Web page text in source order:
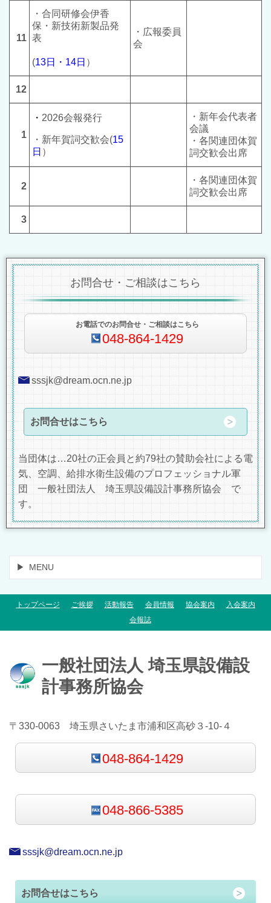
11
・合同研修会伊香
保・新技術新製品発
表
(13日・14日 ）
・広報委員
会
12
1
・ 2026会報発行
・ 新年賀詞交歓会(15
日 ）
・ 新年会代表者
会議
・各関連団体賀
詞交歓会出席
2
・各関連団体賀
詞交歓会出席
3
お問合せ・ご相談はこちら
お電話でのお問合せ・ご相談はこちら
048-864-1429
sssjk@dream.ocn.ne.jp
お問合せはこちら
当団体は…20社の正会員と約79社の賛助会社による電
気、空調、給排水衛生設備のプロフェッショナル軍
団 一般社団法人 埼玉県設備設計事務所協会 で
す。
MENU
トップページ ご挨拶 活動報告 会員情報 協会案内
入会案内
会報誌
一般社団法人 埼玉県設備設
計事務所協会
〒330-0063 埼玉県さいたま市浦和区高砂３-10-４
048-864-1429
048-866-5385
sssjk@dream.ocn.ne.jp
お問合せはこちら